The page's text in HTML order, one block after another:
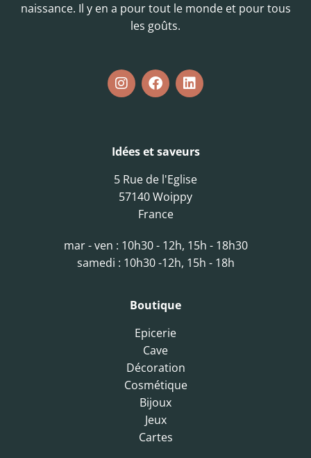
naissance. Il y en a pour tout le monde et pour tous
les goûts.
Idées et saveurs
5 Rue de l'Eglise
57140 Woippy
France
mar - ven : 10h30 - 12h, 15h - 18h30
samedi : 10h30 -12h, 15h - 18h
Boutique
Epicerie
Cave
Décoration
Cosmétique
Bijoux
Jeux
Cartes